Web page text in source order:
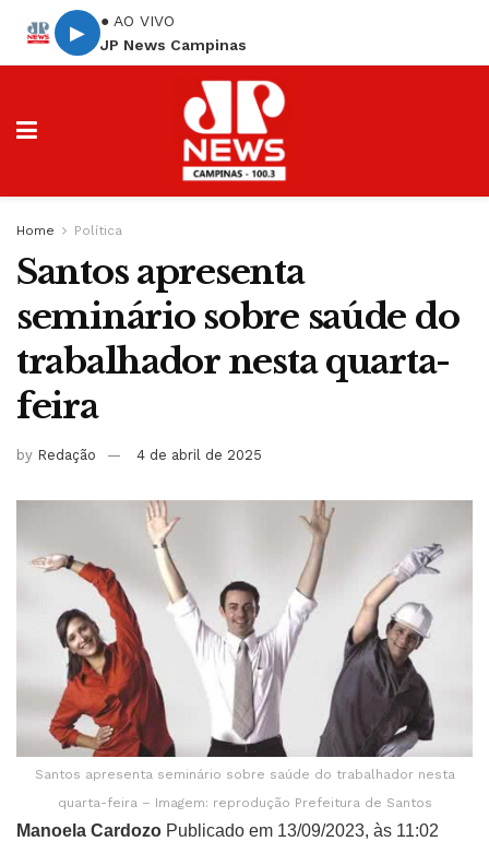
▶
● AO VIVO
JP News Campinas
Home Política
Santos apresenta
seminário sobre saúde do
trabalhador nesta quarta-
feira
by Redação 4 de abril de 2025
Santos apresenta seminário sobre saúde do trabalhador nesta
quarta-feira – Imagem: reprodução Prefeitura de Santos
Manoela Cardozo Publicado em 13/09/2023, às 11:02